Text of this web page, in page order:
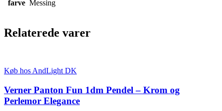
farve Messing
Relaterede varer
Køb hos AndLight DK
Verner Panton Fun 1dm Pendel – Krom og
Perlemor Elegance